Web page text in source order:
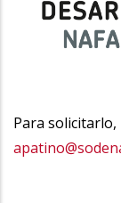
Para